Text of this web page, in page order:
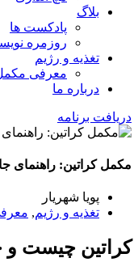
بلاگ
پادکست ها
روزمره
تغذیه و رژیم
معرفی
درباره ما
دریافت برنامه
مکمل کراتین: راهنمای
پویا شهریار
تغذیه و رژیم,
کراتین چیست و